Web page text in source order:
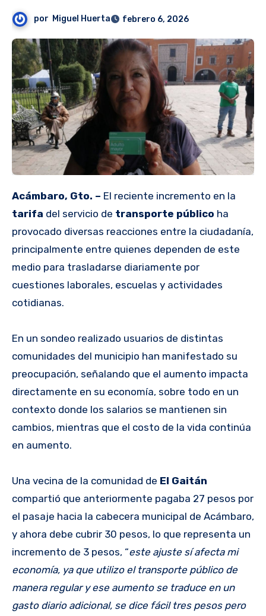
por Miguel Huerta febrero 6, 2026
Acámbaro, Gto. – El reciente incremento en la
tarifa del servicio de transporte público ha
provocado diversas reacciones entre la ciudadanía,
principalmente entre quienes dependen de este
medio para trasladarse diariamente por
cuestiones laborales, escuelas y actividades
cotidianas.
En un sondeo realizado usuarios de distintas
comunidades del municipio han manifestado su
preocupación, señalando que el aumento impacta
directamente en su economía, sobre todo en un
contexto donde los salarios se mantienen sin
cambios, mientras que el costo de la vida continúa
en aumento.
Una vecina de la comunidad de El Gaitán
compartió que anteriormente pagaba 27 pesos por
el pasaje hacia la cabecera municipal de Acámbaro,
y ahora debe cubrir 30 pesos, lo que representa un
incremento de 3 pesos, “este ajuste sí afecta mi
economía, ya que utilizo el transporte público de
manera regular y ese aumento se traduce en un
gasto diario adicional, se dice fácil tres pesos pero